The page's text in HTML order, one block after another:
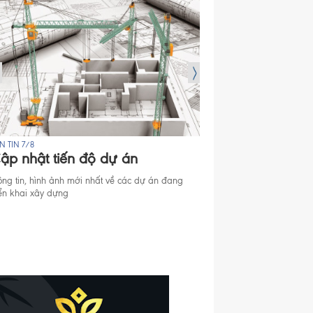
TIN 7/8
nhật tiến độ dự án
tin, hình ảnh mới nhất về các dự án đang
khai xây dựng